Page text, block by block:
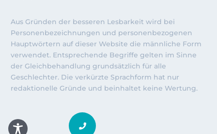
Aus Gründen der besseren Lesbarkeit wird bei
Personenbezeichnungen und personenbezogenen
Hauptwörtern auf dieser Website die männliche Form
verwendet. Entsprechende Begriffe gelten im Sinne
der Gleichbehandlung grundsätzlich für alle
Geschlechter. Die verkürzte Sprachform hat nur
redaktionelle Gründe und beinhaltet keine Wertung.